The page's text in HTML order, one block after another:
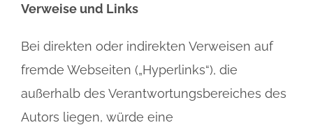
Verweise und Links
Bei direkten oder indirekten Verweisen auf
fremde Webseiten („Hyperlinks“), die
außerhalb des Verantwortungsbereiches des
Autors liegen, würde eine